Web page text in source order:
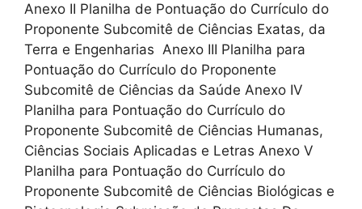
Anexo II Planilha de Pontuação do Currículo do
Proponente Subcomitê de Ciências Exatas, da
Terra e Engenharias Anexo III Planilha para
Pontuação do Currículo do Proponente
Subcomitê de Ciências da Saúde Anexo IV
Planilha para Pontuação do Currículo do
Proponente Subcomitê de Ciências Humanas,
Ciências Sociais Aplicadas e Letras Anexo V
Planilha para Pontuação do Currículo do
Proponente Subcomitê de Ciências Biológicas e